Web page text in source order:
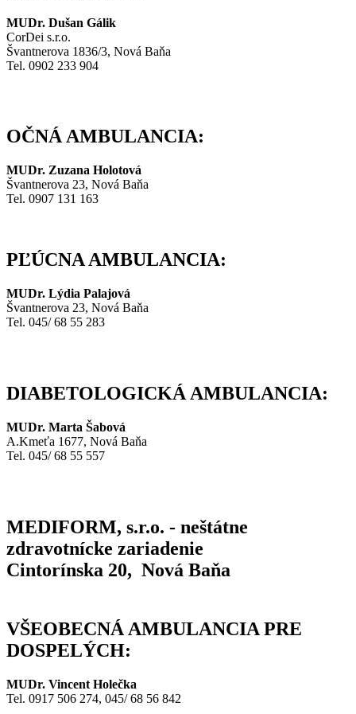
MUDr. Dušan Gálik
CorDei s.r.o.
Švantnerova 1836/3, Nová Baňa
Tel. 0902 233 904
OČNÁ AMBULANCIA:
MUDr. Zuzana Holotová
Švantnerova 23, Nová Baňa
Tel. 0907 131 163
PĽÚCNA AMBULANCIA:
MUDr. Lýdia Palajová
Švantnerova 23, Nová Baňa
Tel. 045/ 68 55 283
DIABETOLOGICKÁ AMBULANCIA:
MUDr. Marta Šabová
A.Kmeťa 1677, Nová Baňa
Tel. 045/ 68 55 557
MEDIFORM, s.r.o. - neštátne
zdravotnícke zariadenie
Cintorínska 20, Nová Baňa
VŠEOBECNÁ AMBULANCIA PRE
DOSPELÝCH:
MUDr. Vincent Holečka
Tel. 0917 506 274, 045/ 68 56 842